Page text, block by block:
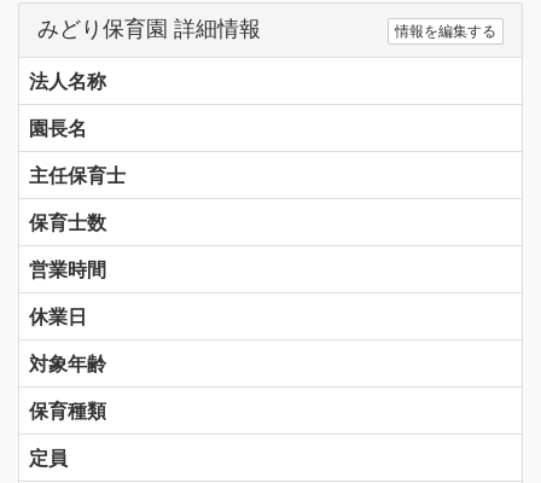
みどり保育園 詳細情報 情報を編集する
法人名称
園長名
主任保育士
保育士数
営業時間
休業日
対象年齢
保育種類
定員